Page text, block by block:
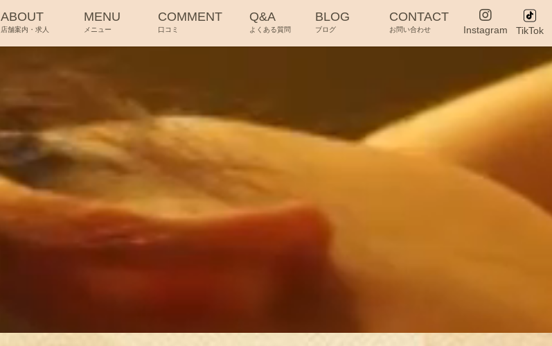
ABOUT
店舗案内・求人
MENU
メニュー
COMMENT
口コミ
Q&A
よくある質問
BLOG
ブログ
CONTACT
お問い合わせ Instagram TikTok